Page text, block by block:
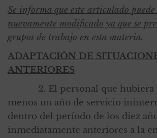
Se informa que este articulado puede
nuevamente modificado ya que se
grupos de trabajo en esta materia.
ADAPTACIÓN DE
ANTERIORES
2. El personal que hubiera
menos un año de servicio
dentro del período de los diez
inmediatamente anteriores a la